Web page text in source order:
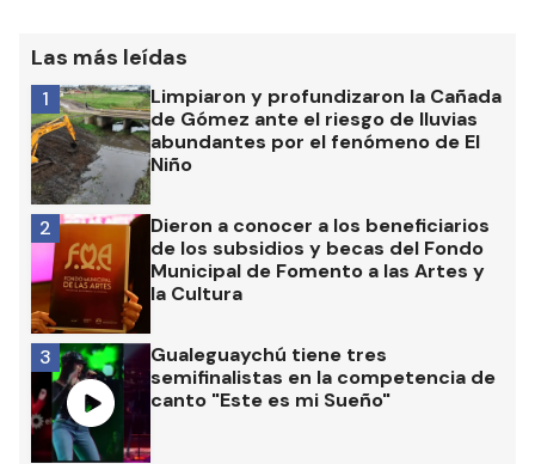
Las más leídas
Limpiaron y profundizaron la Cañada
de Gómez ante el riesgo de lluvias
abundantes por el fenómeno de El
Niño
1
Dieron a conocer a los beneficiarios
de los subsidios y becas del Fondo
Municipal de Fomento a las Artes y
la Cultura
2
Gualeguaychú tiene tres
semifinalistas en la competencia de
canto "Este es mi Sueño"
3